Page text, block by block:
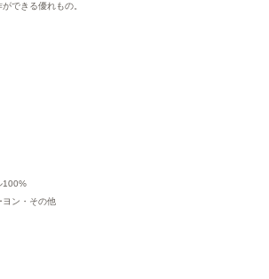
できる優れもの。
100%
ヨン・その他